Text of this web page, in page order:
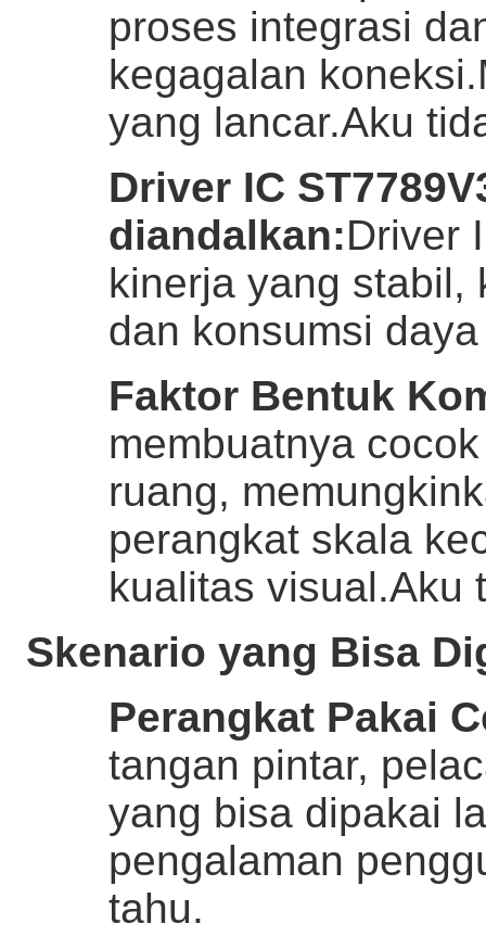
proses integrasi
kegagalan
yang lancar.Aku
Driver IC
diandalkan:Driver
kinerja yang stabil,
dan konsumsi
Faktor Bentuk
membuatnya
ruang,
perangkat skala
kualitas visual.Aku
Skenario yang Bisa
Perangkat Pakai
tangan pintar,
yang bisa dipakai
pengalaman
tahu.